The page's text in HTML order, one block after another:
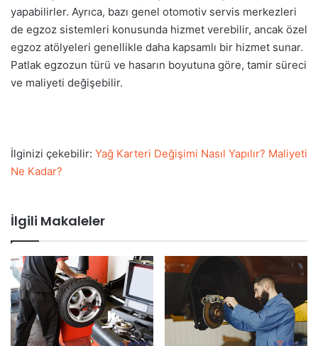
yapabilirler. Ayrıca, bazı genel otomotiv servis merkezleri
de egzoz sistemleri konusunda hizmet verebilir, ancak özel
egzoz atölyeleri genellikle daha kapsamlı bir hizmet sunar.
Patlak egzozun türü ve hasarın boyutuna göre, tamir süreci
ve maliyeti değişebilir.
İlginizi çekebilir: Yağ Karteri Değişimi Nasıl Yapılır? Maliyeti
Ne Kadar?
İlgili Makaleler